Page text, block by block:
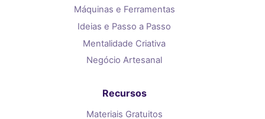
Máquinas e Ferramentas
Ideias e Passo a Passo
Mentalidade Criativa
Negócio Artesanal
Recursos
Materiais Gratuitos